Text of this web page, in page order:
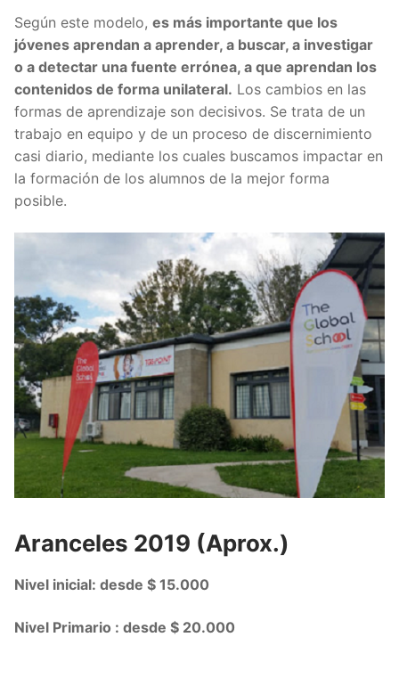
Según este modelo, es más importante que los
jóvenes aprendan a aprender, a buscar, a investigar
o a detectar una fuente errónea, a que aprendan los
contenidos de forma unilateral. Los cambios en las
formas de aprendizaje son decisivos. Se trata de un
trabajo en equipo y de un proceso de discernimiento
casi diario, mediante los cuales buscamos impactar en
la formación de los alumnos de la mejor forma
posible.
Aranceles 2019 (Aprox.)
Nivel inicial: desde $ 15.000
Nivel Primario : desde $ 20.000